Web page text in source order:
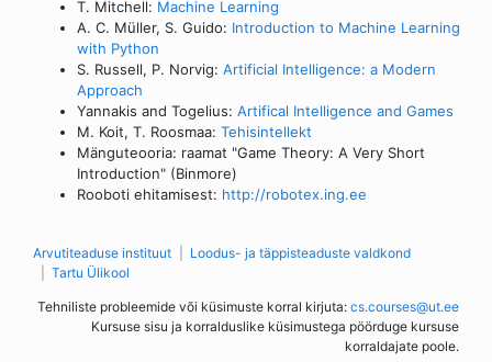
T. Mitchell: Machine Learning
A. C. Müller, S. Guido: Introduction to Machine Learning
with Python
S. Russell, P. Norvig: Artificial Intelligence: a Modern
Approach
Yannakis and Togelius: Artifical Intelligence and Games
M. Koit, T. Roosmaa: Tehisintellekt
Mänguteooria: raamat "Game Theory: A Very Short
Introduction" (Binmore)
Rooboti ehitamisest: http://robotex.ing.ee
Arvutiteaduse instituut
Loodus- ja täppisteaduste valdkond
Tartu Ülikool
Tehniliste probleemide või küsimuste korral kirjuta: cs.courses@ut.ee
Kursuse sisu ja korralduslike küsimustega pöörduge kursuse
korraldajate poole.